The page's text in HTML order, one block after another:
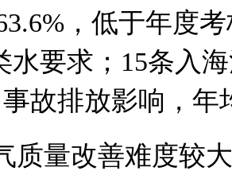
，低于年度
水要求； 15条入
事故排放影响，
质量改善难度较